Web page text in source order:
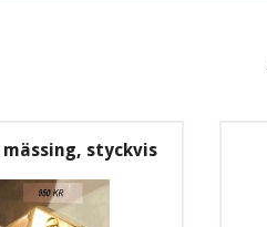
styckvis